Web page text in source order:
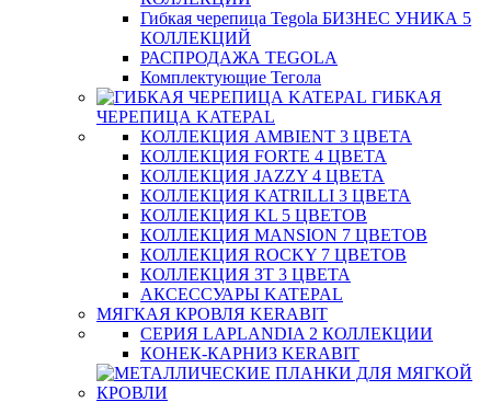
Гибкая черепица Tegola БИЗНЕС УНИКА 5
КОЛЛЕКЦИЙ
РАСПРОДАЖА TEGOLA
Комплектующие Тегола
ГИБКАЯ
ЧЕРЕПИЦА KATEPAL
КОЛЛЕКЦИЯ AMBIENT 3 ЦВЕТА
КОЛЛЕКЦИЯ FORTE 4 ЦВЕТА
КОЛЛЕКЦИЯ JAZZY 4 ЦВЕТА
КОЛЛЕКЦИЯ KATRILLI 3 ЦВЕТА
КОЛЛЕКЦИЯ KL 5 ЦВЕТОВ
КОЛЛЕКЦИЯ MANSION 7 ЦВЕТОВ
КОЛЛЕКЦИЯ ROCKY 7 ЦВЕТОВ
КОЛЛЕКЦИЯ ЗТ 3 ЦВЕТА
АКСЕССУАРЫ KATEPAL
МЯГКАЯ КРОВЛЯ KERABIT
СЕРИЯ LAPLANDIA 2 КОЛЛЕКЦИИ
КОНЕК-КАРНИЗ KERABIT